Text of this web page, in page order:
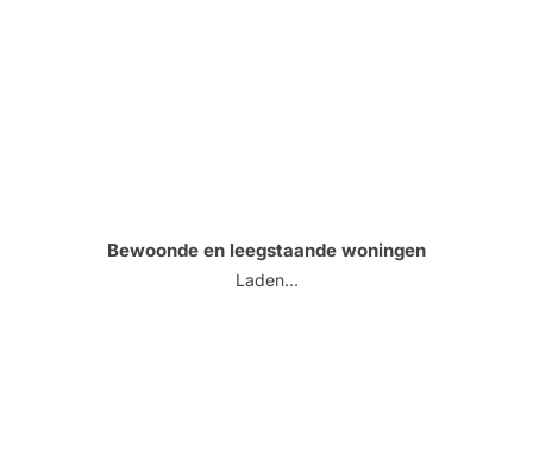
Bewoonde en leegstaande woningen
Laden...